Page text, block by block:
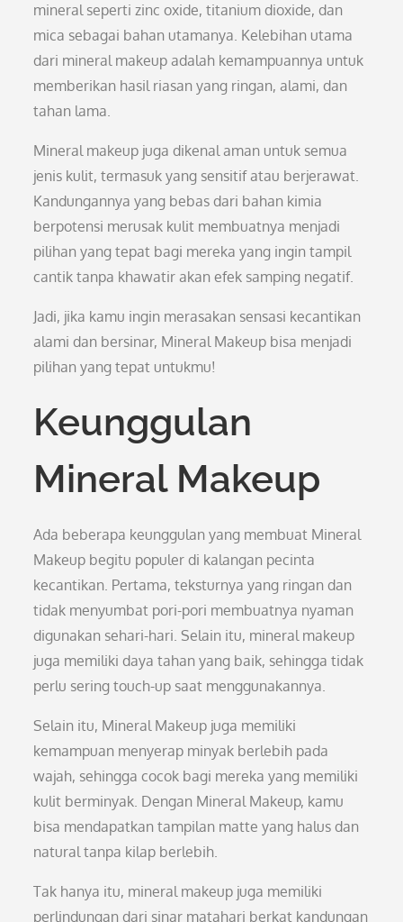
mineral seperti zinc oxide, titanium dioxide, dan
mica sebagai bahan utamanya. Kelebihan utama
dari mineral makeup adalah kemampuannya untuk
memberikan hasil riasan yang ringan, alami, dan
tahan lama.
Mineral makeup juga dikenal aman untuk semua
jenis kulit, termasuk yang sensitif atau berjerawat.
Kandungannya yang bebas dari bahan kimia
berpotensi merusak kulit membuatnya menjadi
pilihan yang tepat bagi mereka yang ingin tampil
cantik tanpa khawatir akan efek samping negatif.
Jadi, jika kamu ingin merasakan sensasi kecantikan
alami dan bersinar, Mineral Makeup bisa menjadi
pilihan yang tepat untukmu!
Keunggulan
Mineral Makeup
Ada beberapa keunggulan yang membuat Mineral
Makeup begitu populer di kalangan pecinta
kecantikan. Pertama, teksturnya yang ringan dan
tidak menyumbat pori-pori membuatnya nyaman
digunakan sehari-hari. Selain itu, mineral makeup
juga memiliki daya tahan yang baik, sehingga tidak
perlu sering touch-up saat menggunakannya.
Selain itu, Mineral Makeup juga memiliki
kemampuan menyerap minyak berlebih pada
wajah, sehingga cocok bagi mereka yang memiliki
kulit berminyak. Dengan Mineral Makeup, kamu
bisa mendapatkan tampilan matte yang halus dan
natural tanpa kilap berlebih.
Tak hanya itu, mineral makeup juga memiliki
perlindungan dari sinar matahari berkat kandungan